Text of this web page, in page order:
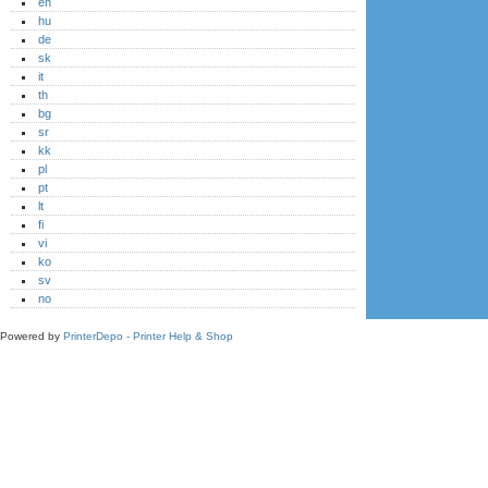
hu
de
sk
it
th
bg
sr
kk
pl
pt
lt
fi
vi
ko
sv
no
Powered by PrinterDepo - Printer Help & Shop